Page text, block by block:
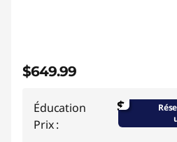
$649.99
Éducation
Prix :
$